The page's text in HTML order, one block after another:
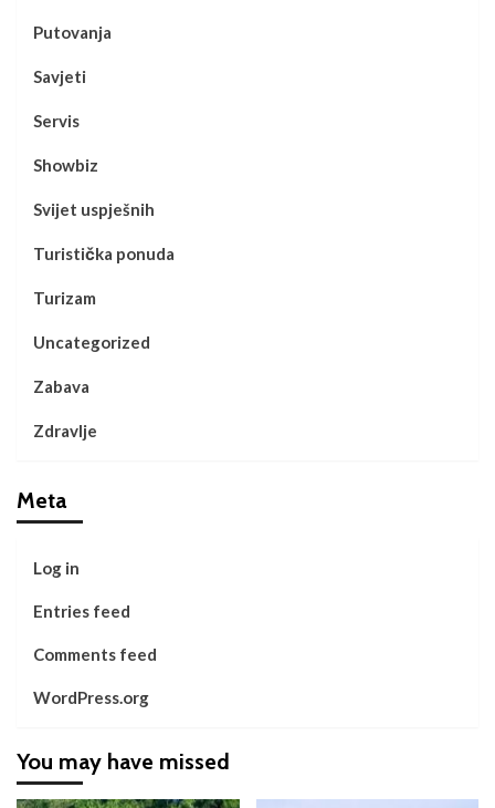
Putovanja
Savjeti
Servis
Showbiz
Svijet uspješnih
Turistička ponuda
Turizam
Uncategorized
Zabava
Zdravlje
Meta
Log in
Entries feed
Comments feed
WordPress.org
You may have missed